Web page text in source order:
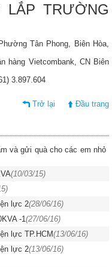
LẮP TRƯỜNG
Tân Phong, Biên Hòa,
hàng Vietcombank, CN Biên
3.897.604
Trở lại
Đầu trang
và gửi quà cho các em nhỏ
(10/03/15)
lực 2(28/06/16)
-1(27/06/16)
lực TP.HCM(13/06/16)
lực 2(13/06/16)